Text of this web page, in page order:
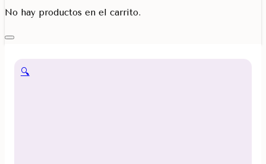
No hay productos en el carrito.
🔍